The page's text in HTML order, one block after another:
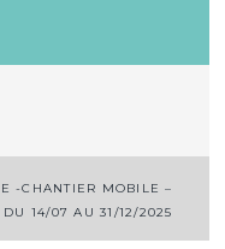
-CHANTIER MOBILE –
14/07 AU 31/12/2025